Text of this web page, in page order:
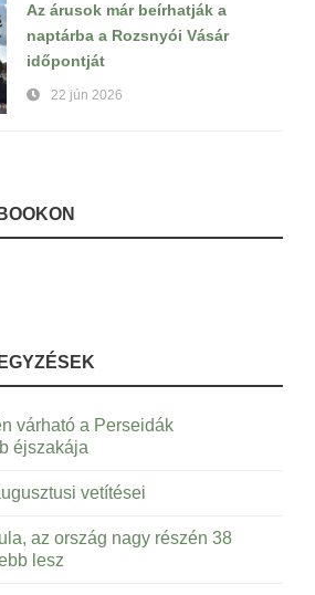
Az árusok már beírhatják a
naptárba a Rozsnyói Vásár
időpontját
22 jún 2026
várható a Perseidák
éjszakája
vetítései
az ország nagy részén 38
lesz